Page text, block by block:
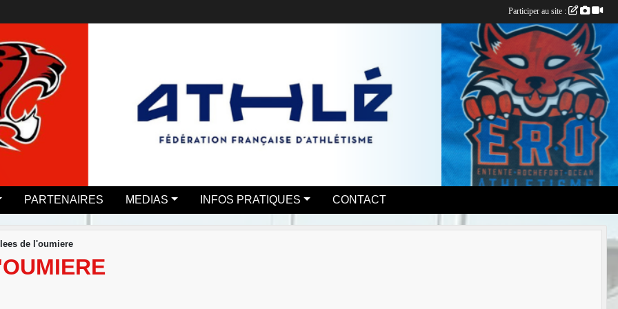
PARTENAIRES MEDIAS INFOS PRATIQUES CONTACT
de l'oumiere
Participer au site :